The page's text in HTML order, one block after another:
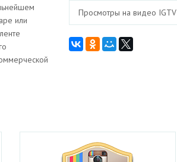
или
Просмотры на видео IGTV